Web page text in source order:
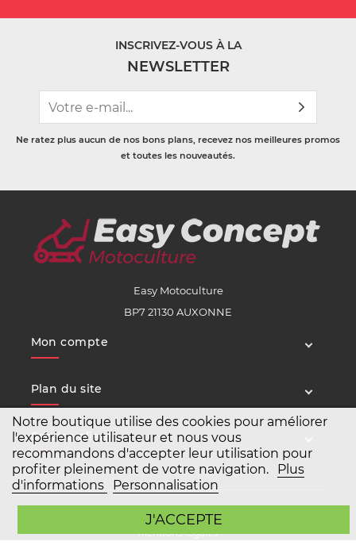
Notre boutique utilise des cookies pour améliorer
l'expérience utilisateur et nous vous
recommandons d'accepter leur utilisation pour
profiter pleinement de votre navigation.
Plus
d'informations
Personnalisation
J'ACCEPTE
INSCRIVEZ-VOUS À LA
NEWSLETTER
Ne ratez plus aucun de nos bons plans, recevez nos meilleures promos
et toutes les nouveautés.
Easy Motoculture
BP7 21130 AUXONNE
Mon compte
Plan du site
Service client
Copyright Easy Motoculture 2026
Mentions légales